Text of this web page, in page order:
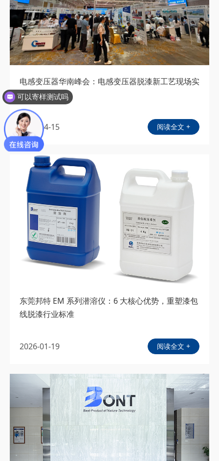
电感变压器华南峰会：电感变压器脱漆新工艺现场实
测
2026-04-15 阅读全文 +
东莞邦特 EM 系列潜溶仪：6 大核心优势，重塑漆包
线脱漆行业标准
2026-01-19 阅读全文 +
可以寄样测试吗
漆包线脱漆剂